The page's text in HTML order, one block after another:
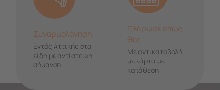
Συναρμολόγηση
Εντός Αττικής στα
είδη με αντίστοιχη
σήμανση
Πλήρωσε όπως
θες
Με αντικαταβολή,
με κάρτα με
κατάθεση